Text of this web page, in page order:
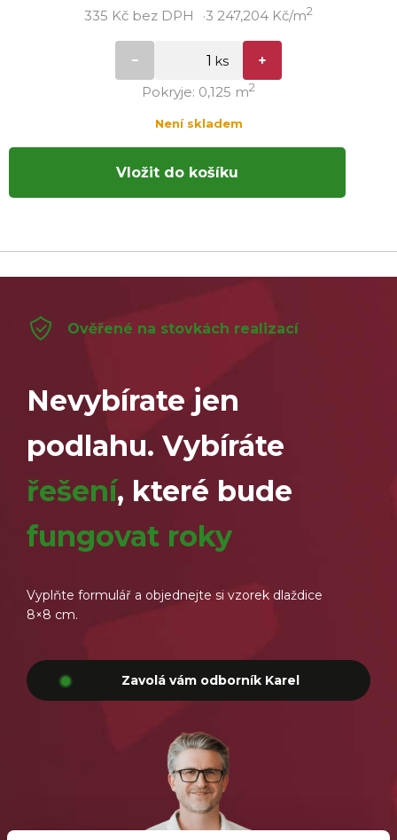
335 Kč bez DPH 3 247,204 Kč/m2
Pokryje: 0,125 m2
Není skladem
Vložit do košíku
Ověřené na stovkách realizací
Nevybírate jen
podlahu. Vybíráte
řešení, které bude
fungovat roky
Vyplňte formulář a objednejte si vzorek dlaždice
8×8 cm.
Zavolá vám odborník Karel